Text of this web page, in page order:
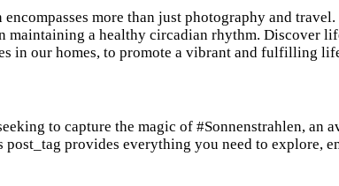
encompasses more than just photography and
maintaining a healthy circadian rhythm.
in our homes, to promote a vibrant and fulfilling
to capture the magic of #Sonnenstrahlen,
provides everything you need to explore,